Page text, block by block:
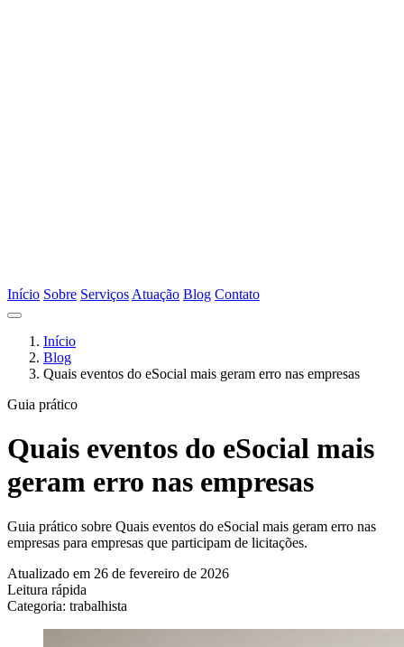
Início Sobre Serviços Atuação Blog Contato
Início
Blog
Quais eventos do eSocial mais geram erro nas empresas
Guia prático
Quais eventos do eSocial mais
geram erro nas empresas
Guia prático sobre Quais eventos do eSocial mais geram erro nas
empresas para empresas que participam de licitações.
Atualizado em 26 de fevereiro de 2026
Leitura rápida
Categoria: trabalhista